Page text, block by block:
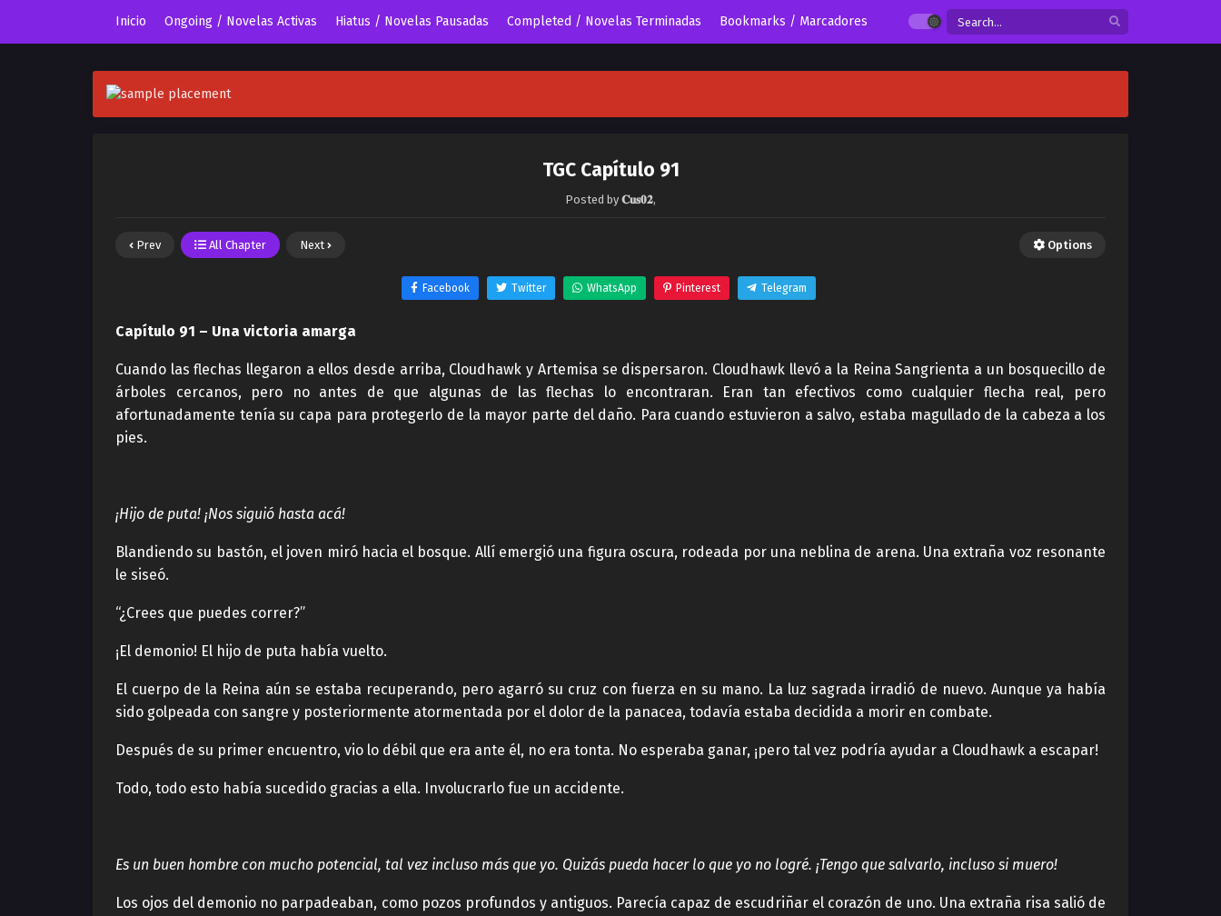
Inicio Ongoing / Novelas Activas Hiatus / Novelas Pausadas Completed / Novelas Terminadas Bookmarks / Marcadores
TGC Capítulo 91
Posted by 𝐂𝐮𝐬𝟎𝟐,
Prev All Chapter Next Options
Facebook Twitter WhatsApp Pinterest Telegram
Capítulo 91 – Una victoria amarga
Cuando las flechas llegaron a ellos desde arriba, Cloudhawk y Artemisa se dispersaron. Cloudhawk llevó a la Reina Sangrienta a un bosquecillo de
árboles cercanos, pero no antes de que algunas de las flechas lo encontraran. Eran tan efectivos como cualquier flecha real, pero
afortunadamente tenía su capa para protegerlo de la mayor parte del daño. Para cuando estuvieron a salvo, estaba magullado de la cabeza a los
pies.
¡Hijo de puta! ¡Nos siguió hasta acá!
Blandiendo su bastón, el joven miró hacia el bosque. Allí emergió una figura oscura, rodeada por una neblina de arena. Una extraña voz resonante
le siseó.
“¿Crees que puedes correr?”
¡El demonio! El hijo de puta había vuelto.
El cuerpo de la Reina aún se estaba recuperando, pero agarró su cruz con fuerza en su mano. La luz sagrada irradió de nuevo. Aunque ya había
sido golpeada con sangre y posteriormente atormentada por el dolor de la panacea, todavía estaba decidida a morir en combate.
Después de su primer encuentro, vio lo débil que era ante él, no era tonta. No esperaba ganar, ¡pero tal vez podría ayudar a Cloudhawk a escapar!
Todo, todo esto había sucedido gracias a ella. Involucrarlo fue un accidente.
Es un buen hombre con mucho potencial, tal vez incluso más que yo. Quizás pueda hacer lo que yo no logré. ¡Tengo que salvarlo, incluso si muero!
Los ojos del demonio no parpadeaban, como pozos profundos y antiguos. Parecía capaz de escudriñar el corazón de uno. Una extraña risa salió de